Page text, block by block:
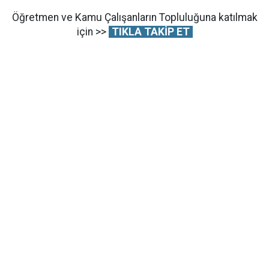
Öğretmen ve Kamu Çalışanların Topluluğuna katılmak
için >> TIKLA TAKİP ET